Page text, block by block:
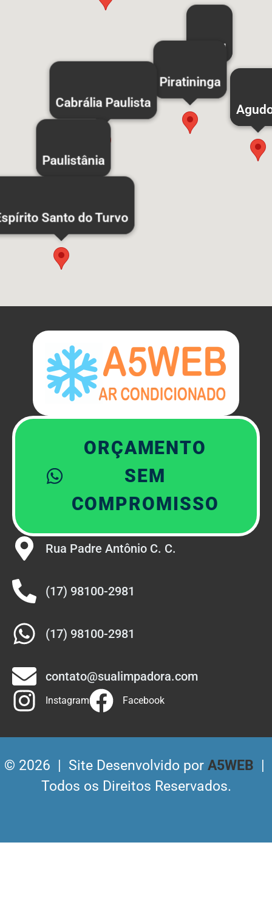
Bauru
Cabrália Paulista
Santo do Turvo
Piratininga
Paulistânia
ORÇAMENTO
SEM
COMPROMISSO
Rua Padre Antônio C. C.
(17) 98100-2981
(17) 98100-2981
contato@sualimpadora.com
Instagram Facebook
© 2026 | Site Desenvolvido por A5WEB
Todos os Direitos Reservados.